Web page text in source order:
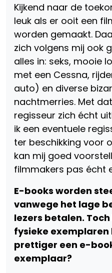
Kijkend naar de
leuk als er ooit een
worden gemaakt.
zich volgens mij ook
alles in: seks, mooie
met een Cessna,
auto) en diverse
nachtmerries. Met
regisseur zich écht
ik een eventuele
ter beschikking voor
kan mij goed
filmmakers pas écht
E-books worden
vanwege het lage
lezers betalen.
fysieke exemplaren
prettiger een e-
exemplaar?